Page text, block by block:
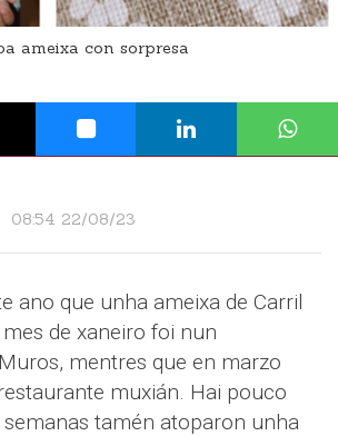
ameixa con sorpresa
08:54 22/08/23
ano que unha ameixa de Carril
de xaneiro foi nun
mentres que en marzo
muxián. Hai pouco
tamén atoparon unha